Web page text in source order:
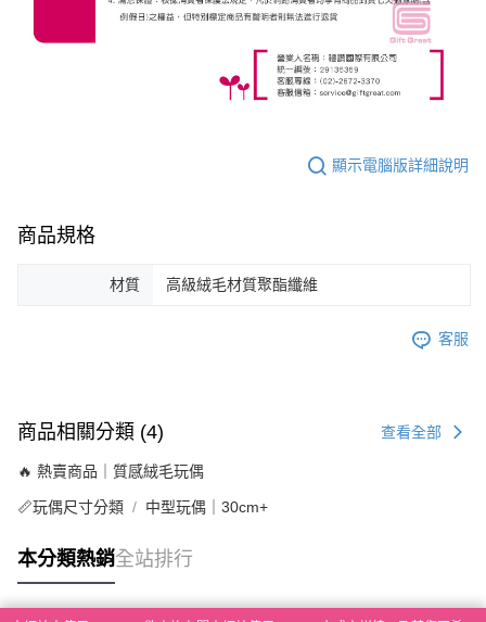
顯示電腦版詳細說明
商品規格
材質 高級絨毛材質聚酯纖維
客服
商品相關分類 (4) 查看全部
🔥 熱賣商品｜質感絨毛玩偶
📏玩偶尺寸分類 中型玩偶｜30cm+
本分類熱銷全站排行